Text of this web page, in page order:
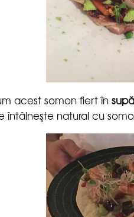
acest somon fiert în
întâlneşte natural cu